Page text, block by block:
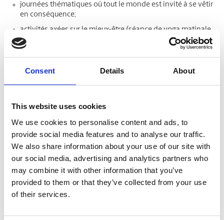
Consent Details About
This website uses cookies
We use cookies to personalise content and ads, to
provide social media features and to analyse our traffic.
We also share information about your use of our site with
our social media, advertising and analytics partners who
may combine it with other information that you’ve
provided to them or that they’ve collected from your use
of their services.
journées thématiques où tout le monde est invité à se vêtir
en conséquence;
activités axées sur le mieux-être (séance de yoga matinale,
marche en groupe, etc.);
jeux ou casse-têtes en équipe;
journées de bénévolat;
région (atelier de peinture sur céramique, jeu d’évasion,
soirée de jeu-questionnaire, théâtre local, etc.).
Si vous organisez une activité de consolidation d’équipe et
avez besoin de matériel imprimé, ou si vous cherchez un
partenaire de confiance pour répondre aux besoins de votre
petite entreprise, les centres The UPS Store sont là pour vous
aider! Nous offrons une vaste gamme de services d’impression
d’emballage et d’expédition
pour en savoir davantage.